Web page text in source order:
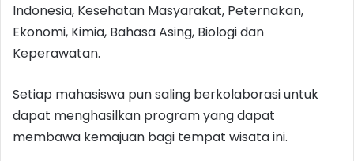
Indonesia, Kesehatan Masyarakat, Peternakan,
Ekonomi, Kimia, Bahasa Asing, Biologi dan
Keperawatan.
Setiap mahasiswa pun saling berkolaborasi untuk
dapat menghasilkan program yang dapat
membawa kemajuan bagi tempat wisata ini.